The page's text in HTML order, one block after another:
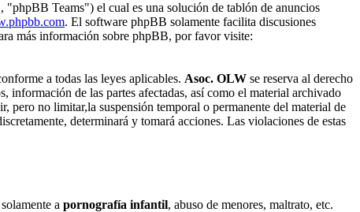
Teams") el cual es una solución de tablón de anuncios
. El software phpBB solamente facilita discusiones
más información sobre phpBB, por favor visite:
a todas las leyes aplicables. Asoc. OLW se reserva al derecho
información de las partes afectadas, así como el material archivado
pero no limitar,la suspensión temporal o permanente del material de
determinará y tomará acciones. Las violaciones de estas
a pornografía infantil, abuso de menores, maltrato, etc.